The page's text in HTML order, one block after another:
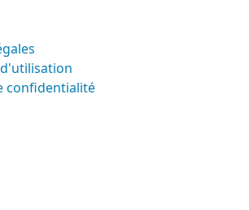
confidentialité